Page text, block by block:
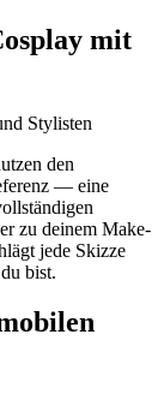
mit
Stylisten
den
— eine
zu deinem Make-
jede Skizze
bist.